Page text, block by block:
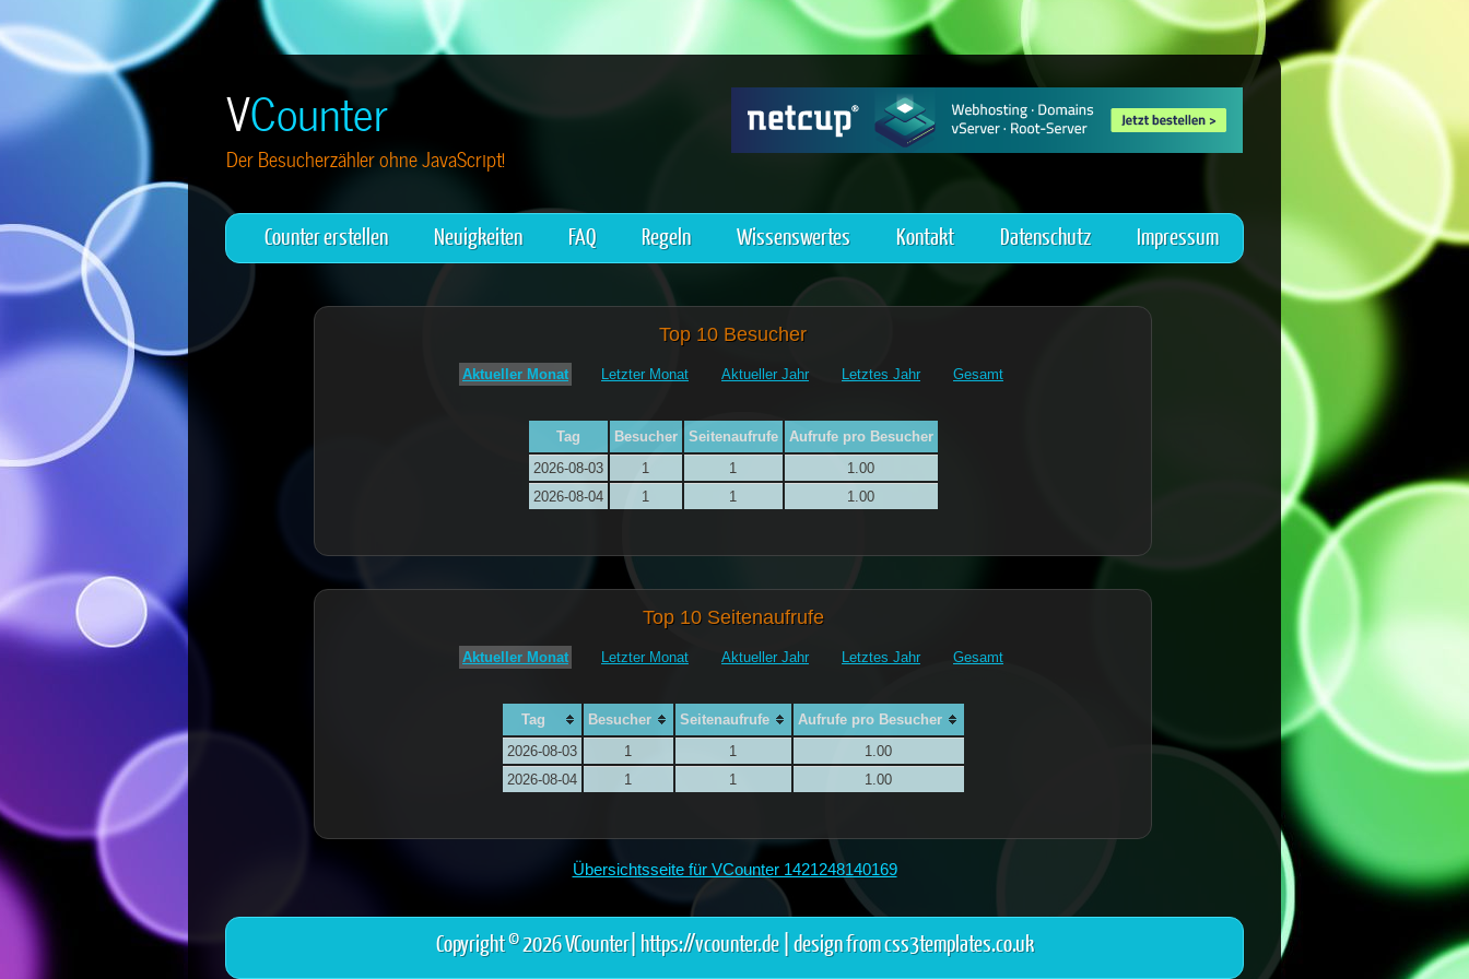
VCounter
Der Besucherzähler ohne JavaScript!
Counter erstellen Neuigkeiten FAQ Regeln Wissenswertes Kontakt Datenschutz Impressum
Top 10 Besucher
Aktueller Monat Letzter Monat Aktueller Jahr Letztes Jahr Gesamt
Tag Besucher Seitenaufrufe
Aufrufe pro Besucher
2026-08-03
1 1
1.00
2026-08-04
1 1 1.00
Top 10 Seitenaufrufe
Aktueller Monat Letzter Monat Aktueller Jahr Letztes Jahr Gesamt
Tag Besucher Seitenaufrufe
Aufrufe pro Besucher
2026-08-03
1 1
1.00
2026-08-04
1 1 1.00
Übersichtsseite für VCounter 1421248140169
Copyright © 2026 VCounter| https://vcounter.de|design from css3templates.co.uk